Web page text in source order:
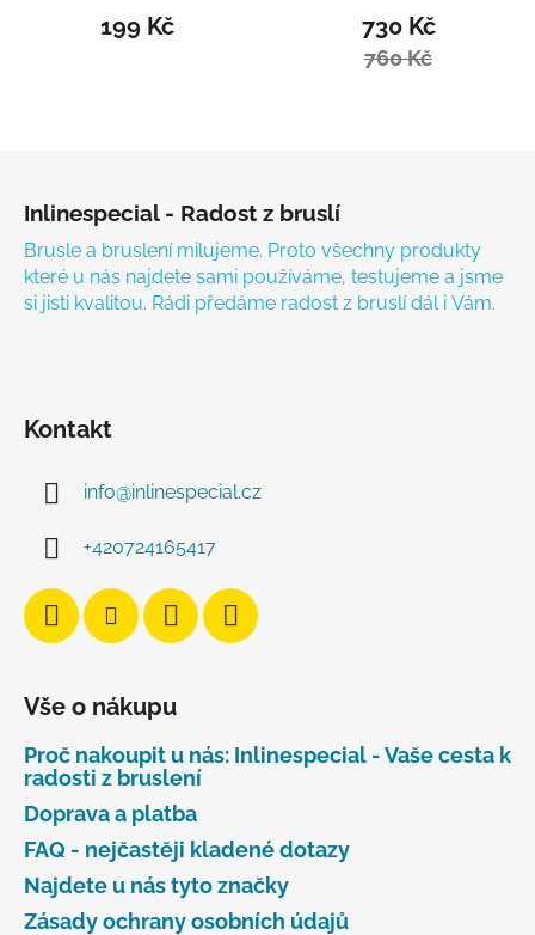
199 Kč 730 Kč
760 Kč
Inlinespecial - Radost z bruslí
Brusle a bruslení milujeme. Proto všechny produkty
které u nás najdete sami používáme, testujeme a jsme
si jisti kvalitou. Rádi předáme radost z bruslí dál i Vám.
Kontakt
info@inlinespecial.cz
+420724165417
Vše o nákupu
Proč nakoupit u nás: Inlinespecial - Vaše cesta k
radosti z bruslení
Doprava a platba
FAQ - nejčastěji kladené dotazy
Najdete u nás tyto značky
Zásady ochrany osobních údajů